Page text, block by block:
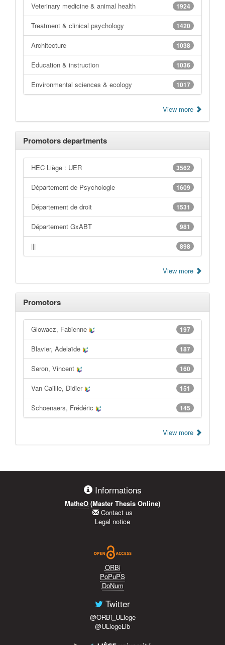
1924
Veterinary medicine & animal health
1420
Treatment & clinical psychology
1038
Architecture
1036
Education & instruction
1017
Environmental sciences & ecology
View more
Promotors departments
3562
HEC Liège : UER
1609
Département de Psychologie
1531
Département de droit
981
Département GxABT
898
|||
View more
Promotors
197
Glowacz, Fabienne
187
Blavier, Adelaïde
160
Seron, Vincent
151
Van Caillie, Didier
145
Schoenaers, Frédéric
View more
Informations
MatheO (Master Thesis Online)
Contact us
Legal notice
ORBi
PoPuPS
DoNum
Twitter
@ORBi_ULiege
@ULiegeLib